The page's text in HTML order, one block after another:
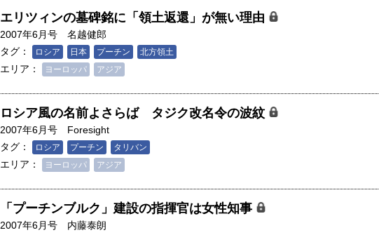
エリツィンの墓碑銘に「領土返還」が無い理由
2007年6月号
名越健郎
タグ：
ロシア 日本 プーチン 北方領土
エリア： ヨーロッパ アジア
ロシア風の名前よさらば タジク改名令の波紋
2007年6月号
Foresight
タグ：
ロシア プーチン タリバン
エリア： ヨーロッパ アジア
「プーチンブルク」建設の指揮官は女性知事
2007年6月号
内藤泰朗